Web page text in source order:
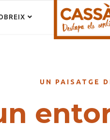
UN PAISATGE